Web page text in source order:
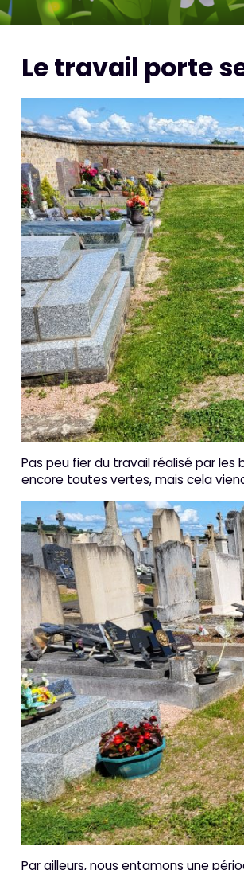
Le travail porte
Pas peu fier du travail réalisé par
encore toutes vertes, mais cela
Par ailleurs, nous entamons une